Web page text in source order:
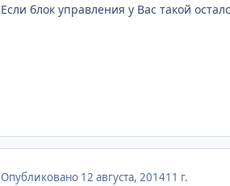
Если блок управления у Вас такой
Опубликовано 12 августа, 201411 г.